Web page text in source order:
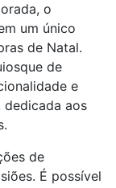
o
um único
de Natal.
de
e
dedicada aos
de
É possível